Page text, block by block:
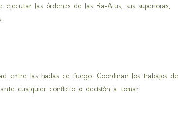
las órdenes de las Ra-Arus, sus superioras,
entre las hadas de fuego. Coordinan los trabajos de
cualquier conflicto o decisión a tomar.